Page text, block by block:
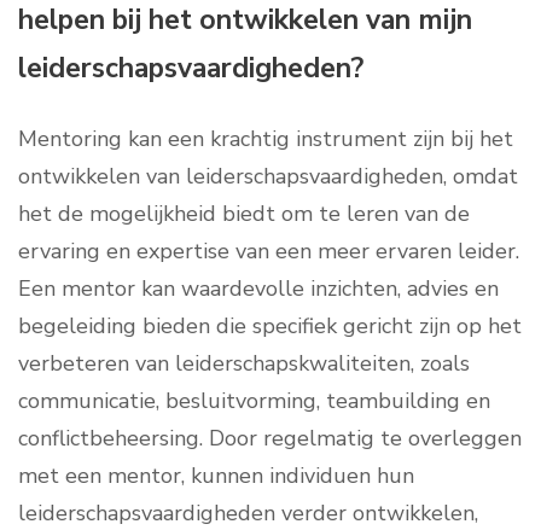
helpen bij het ontwikkelen van mijn
leiderschapsvaardigheden?
Mentoring kan een krachtig instrument zijn bij het
ontwikkelen van leiderschapsvaardigheden, omdat
het de mogelijkheid biedt om te leren van de
ervaring en expertise van een meer ervaren leider.
Een mentor kan waardevolle inzichten, advies en
begeleiding bieden die specifiek gericht zijn op het
verbeteren van leiderschapskwaliteiten, zoals
communicatie, besluitvorming, teambuilding en
conflictbeheersing. Door regelmatig te overleggen
met een mentor, kunnen individuen hun
leiderschapsvaardigheden verder ontwikkelen,